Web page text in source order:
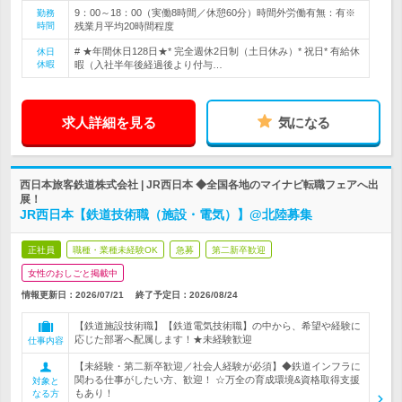
勤務
時間
9：00～18：00（実働8時間／休憩60分）時間外労働有無：有※
残業月平均20時間程度
休日
休暇
# ★年間休日128日★* 完全週休2日制（土日休み）* 祝日* 有給休
暇（入社半年後経過後より付与…
求人詳細を見る 気になる
西日本旅客鉄道株式会社 | JR西日本 ◆全国各地のマイナビ転職フェアへ出
展！
JR西日本【鉄道技術職（施設・電気）】@北陸募集
正社員 職種・業種未経験OK 急募 第二新卒歓迎
女性のおしごと掲載中
情報更新日：2026/07/21 終了予定日： 2026/08/24
仕事内容
【鉄道施設技術職】【鉄道電気技術職】の中から、希望や経験に
応じた部署へ配属します！★未経験歓迎
対象と
なる方
【未経験・第二新卒歓迎／社会人経験が必須】◆鉄道インフラに
関わる仕事がしたい方、歓迎！ ☆万全の育成環境&資格取得支援
もあり！